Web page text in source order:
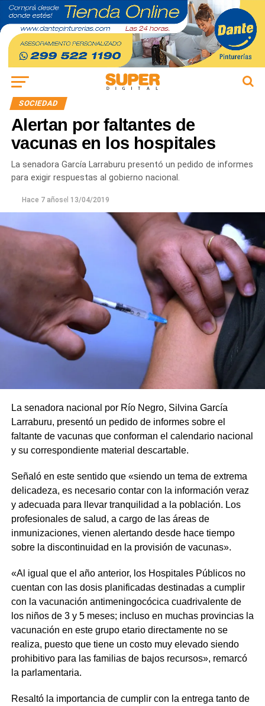
SOCIEDAD
Alertan por faltantes de
vacunas en los hospitales
La senadora García Larraburu presentó un pedido de informes
para exigir respuestas al gobierno nacional.
Hace 7 añosel 13/04/2019
La senadora nacional por Río Negro, Silvina García
Larraburu, presentó un pedido de informes sobre el
faltante de vacunas que conforman el calendario nacional
y su correspondiente material descartable.
Señaló en este sentido que «siendo un tema de extrema
delicadeza, es necesario contar con la información veraz
y adecuada para llevar tranquilidad a la población. Los
profesionales de salud, a cargo de las áreas de
inmunizaciones, vienen alertando desde hace tiempo
sobre la discontinuidad en la provisión de vacunas».
«Al igual que el año anterior, los Hospitales Públicos no
cuentan con las dosis planificadas destinadas a cumplir
con la vacunación antimeningocócica cuadrivalente de
los niños de 3 y 5 meses; incluso en muchas provincias la
vacunación en este grupo etario directamente no se
realiza, puesto que tiene un costo muy elevado siendo
prohibitivo para las familias de bajos recursos», remarcó
la parlamentaria.
Resaltó la importancia de cumplir con la entrega tanto de